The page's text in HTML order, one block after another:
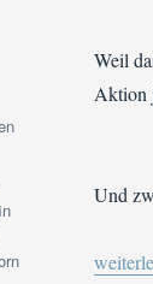
Weil
Aktion
Und